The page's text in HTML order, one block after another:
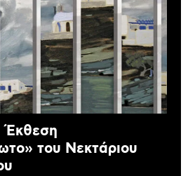
Έκθεση
του Νεκτάριου